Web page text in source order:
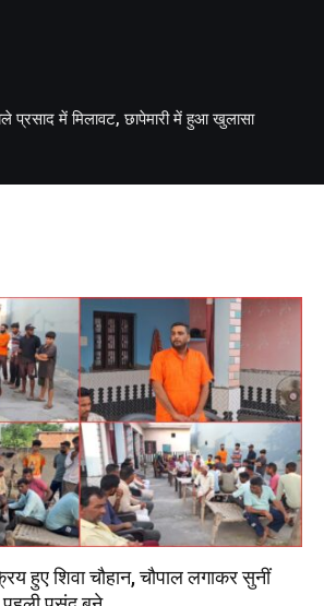
प्रसाद में मिलावट, छापेमारी में हुआ खुलासा
हुए शिवा चौहान, चौपाल लगाकर सुनीं